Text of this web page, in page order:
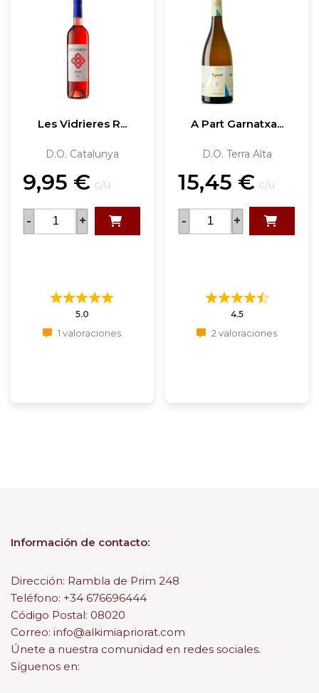
Les Vidrieres R...
D.O. Catalunya
9,95 € c/u
- +
5.0
1 valoraciones
A Part Garnatxa...
D.O. Terra Alta
15,45 € c/u
- +
4.5
2 valoraciones
Información de contacto:
Dirección: Rambla de Prim 248
Teléfono: +34 676696444
Código Postal: 08020
Correo: info@alkimiapriorat.com
Únete a nuestra comunidad en redes sociales.
Síguenos en: